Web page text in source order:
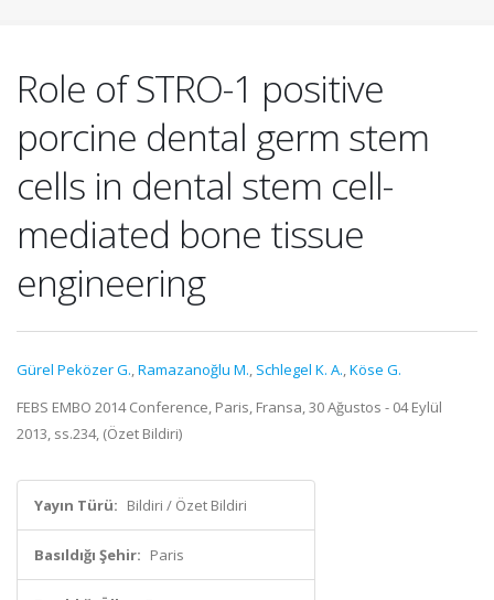
Role of STRO-1 positive
porcine dental germ stem
cells in dental stem cell-
mediated bone tissue
engineering
Gürel Peközer G.,Ramazanoğlu M., Schlegel K. A.,Köse G.
FEBS EMBO 2014 Conference, Paris, Fransa, 30 Ağustos - 04 Eylül
2013, ss.234, (Özet Bildiri)
Yayın Türü: Bildiri / Özet Bildiri
Basıldığı Şehir: Paris